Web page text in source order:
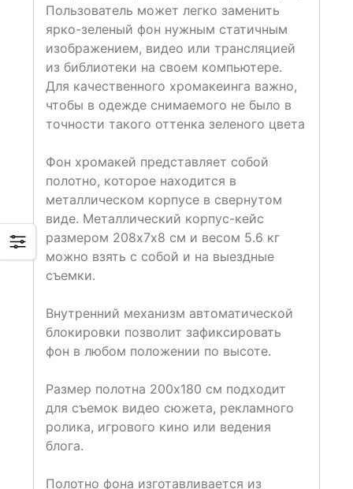
Пользователь может легко заменить
ярко-зеленый фон нужным статичным
изображением, видео или трансляцией
из библиотеки на своем компьютере.
Для качественного хромакеинга важно,
чтобы в одежде снимаемого не было в
точности такого оттенка зеленого цвета
Фон хромакей представляет собой
полотно, которое находится в
металлическом корпусе в свернутом
виде. Металлический корпус-кейс
размером 208х7х8 см и весом 5.6 кг
можно взять с собой и на выездные
съемки.
Внутренний механизм автоматической
блокировки позволит зафиксировать
фон в любом положении по высоте.
Размер полотна 200х180 см подходит
для съемок видео сюжета, рекламного
ролика, игрового кино или ведения
блога.
Полотно фона изготавливается из